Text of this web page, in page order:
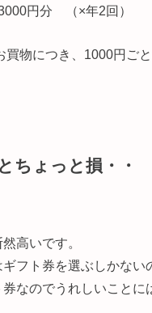
円分 （×年2回）
物につき、1000円ご
ちょっと損・・
高いです。
フト券を選ぶしかない
なのでうれしいことに